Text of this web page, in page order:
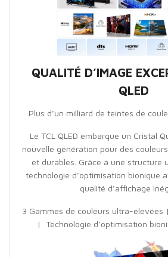
QUALITÉ D’IMAGE
QLED
Plus d’un milliard de teintes de
Le TCL QLED embarque un Cristal
nouvelle génération pour des
et durables. Grâce à une structure
technologie d’optimisation bionique
qualité d’affichage
3 Gammes de couleurs ultra-élevées
| Technologie d’optimisation